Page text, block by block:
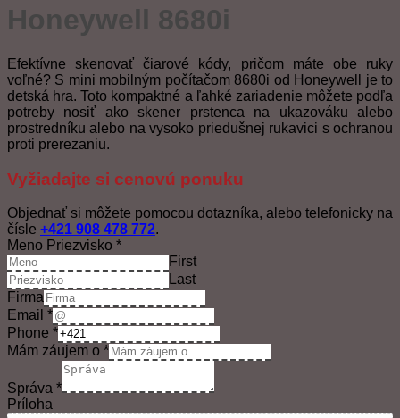
Honeywell 8680i
Efektívne skenovať čiarové kódy, pričom máte obe ruky
voľné? S mini mobilným počítačom 8680i od Honeywell je to
detská hra. Toto kompaktné a ľahké zariadenie môžete podľa
potreby nosiť ako skener prstenca na ukazováku alebo
prostredníku alebo na vysoko priedušnej rukavici s ochranou
proti prerezaniu.
Vyžiadajte si cenovú ponuku
Objednať si môžete pomocou dotazníka, alebo telefonicky na
čísle +421 908 478 772.
Meno Priezvisko *
First
Last
Firma
Email *
Phone *
Mám záujem o *
Správa *
Príloha